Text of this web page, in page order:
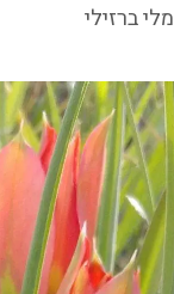
מלי ברזילי